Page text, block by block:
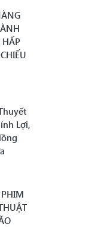
HẤP
Lợi,